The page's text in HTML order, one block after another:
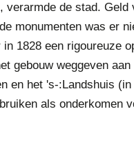
verarmde de stad. Geld
monumenten was er
1828 een rigoureuze
gebouw weggeven
en het 's-:Landshuis (in
als onderkomen